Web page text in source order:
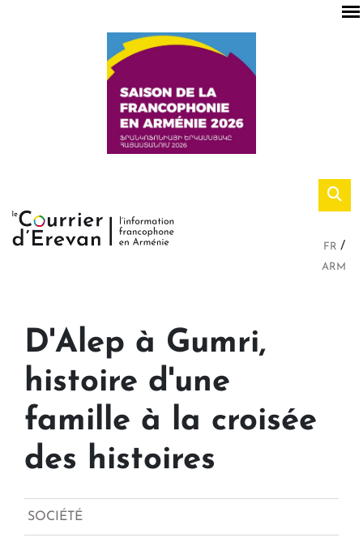
FR
ARM
D'Alep à Gumri,
histoire d'une
famille à la croisée
des histoires
SOCIÉTÉ